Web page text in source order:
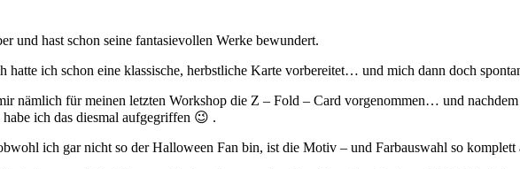
und hast schon seine fantasievollen Werke bewundert.
ich schon eine klassische, herbstliche Karte vorbereitet… und mich dann doch
nämlich für meinen letzten Workshop die Z – Fold – Card vorgenommen… und
ich das diesmal aufgegriffen 😉 .
ich gar nicht so der Halloween Fan bin, ist die Motiv – und Farbauswahl so komplett